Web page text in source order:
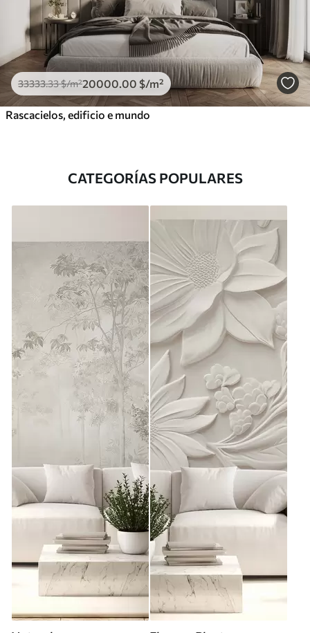
33333.33$/m²20000 .00 $/m²
Rascacielos, edificio e mundo
CATEGORÍAS POPULARES